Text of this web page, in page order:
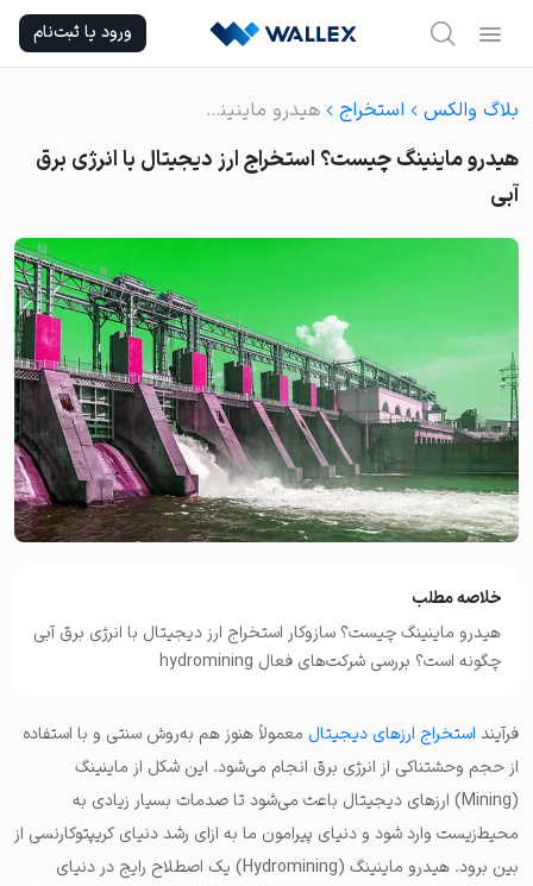
content
ورود یا ثبت‌نام
بلاگ والکس استخراج هیدرو ماینینگ چیست؟ استخراج ارز دیجیتال با انرژی برق آبی
هیدرو ماینینگ چیست؟ استخراج ارز دیجیتال با انرژی برق
آبی
خلاصه مطلب
هیدرو ماینینگ چیست؟ سازوکار استخراج ارز دیجیتال با انرژی برق آبی
چگونه است؟ بررسی شرکت‌های فعال hydromining
فرآیند استخراج ارزهای دیجیتال معمولاً هنوز هم به‌روش سنتی و با استفاده
از حجم وحشتناکی از انرژی برق انجام می‌شود. این شکل از ماینینگ
(Mining) ارزهای دیجیتال باعث می‌شود تا صدمات بسیار زیادی به
محیط‌زیست وارد شود و دنیای پیرامون ما به ازای رشد دنیای کریپتوکارنسی از
بین برود. هیدرو ماینینگ
(Hydromining) یک اصطلاح رایج در دنیای